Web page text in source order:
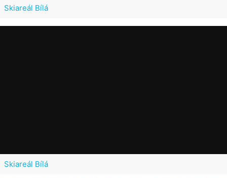
Skiareál Bílá
Skiareál Bílá